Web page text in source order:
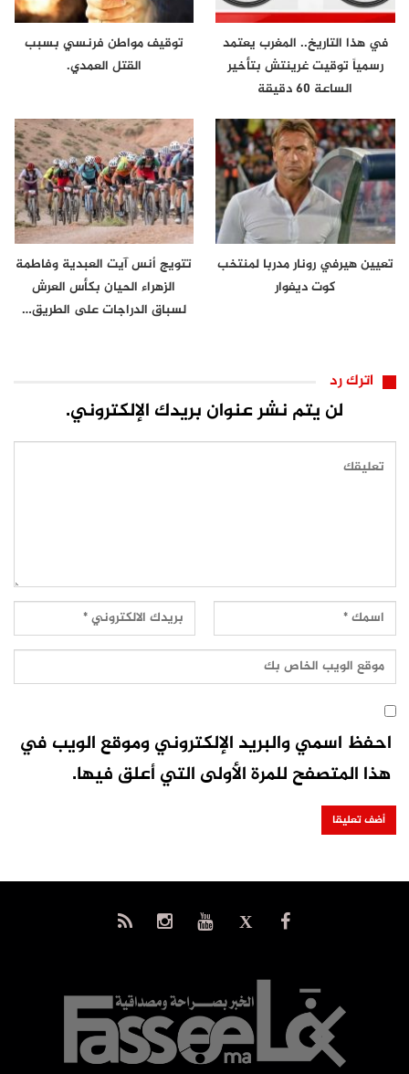
في هذا التاريخ.. المغرب يعتمد
رسمياً توقيت غرينتش بتأخير
الساعة 60 دقيقة
توقيف مواطن فرنسي بسبب
القتل العمدي.
تعيين هيرفي رونار مدربا لمنتخب
كوت ديفوار
تتويج أنس آيت العبدية وفاطمة
الزهراء الحيان بكأس العرش
لسباق الدراجات على الطريق…
اترك رد
لن يتم نشر عنوان بريدك الإلكتروني.
احفظ اسمي والبريد الإلكتروني وموقع الويب في
هذا المتصفح للمرة الأولى التي أعلق فيها.